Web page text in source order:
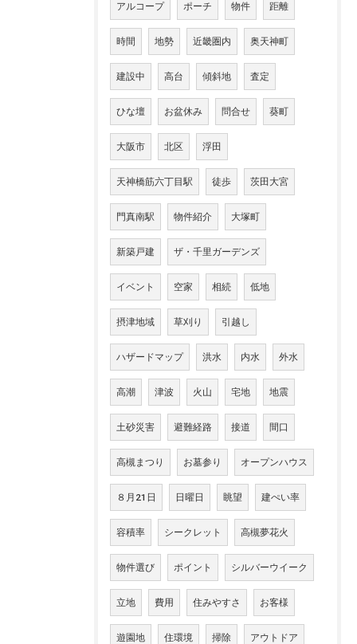
アルコープ ポーチ 物件 距離
時間 地勢 近畿圏内 奥天神町
建設中 高台 傾斜地 査定
ひな壇 お盆休み 問合せ 葵町
大阪市 北区 浮田
天神橋筋六丁目駅 徒歩 茨田大宮
門真南駅 物件紹介 大塚町
新築戸建 ザ・千里ガーデンズ
イベント 空家 相続 低地
摂津地域 草刈り 引越し
ハザードマップ 洪水 内水 外水
高潮 津波 火山 宅地 地震
土砂災害 避難経路 接道 間口
高槻まつり お墓参り オープンハウス
８月21日 日曜日 眺望 建ぺい率
容積率 シークレット 高槻夢花火
物件選び ポイント シルバーウイーク
立地 費用 住みやすさ お客様
遊園地 住環境 掃除 アウトドア